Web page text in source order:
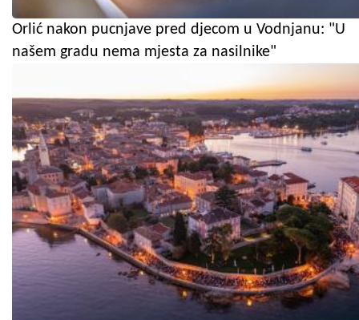
Orlić nakon pucnjave pred djecom u Vodnjanu: "U
našem gradu nema mjesta za nasilnike"